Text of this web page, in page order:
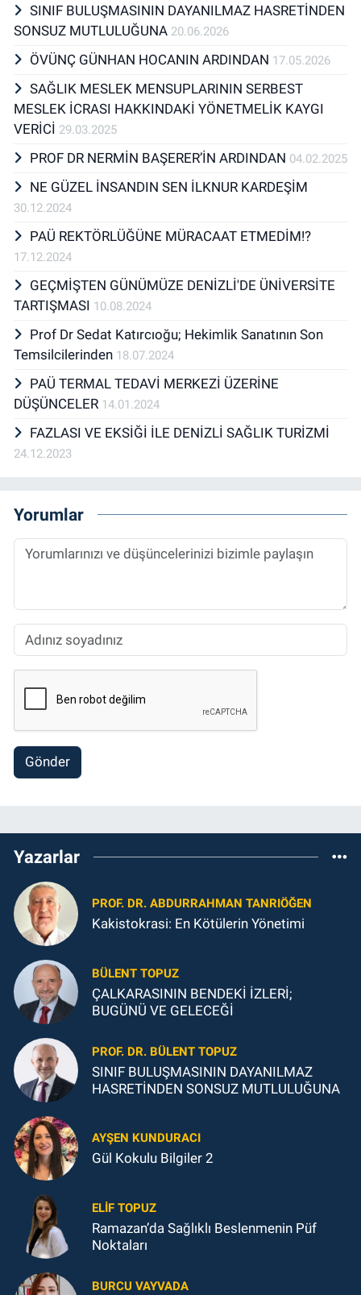
SINIF BULUŞMASININ DAYANILMAZ HASRETİNDEN
SONSUZ MUTLULUĞUNA 20.06.2026
ÖVÜNÇ GÜNHAN HOCANIN ARDINDAN 17.05.2026
SAĞLIK MESLEK MENSUPLARININ SERBEST
MESLEK İCRASI HAKKINDAKİ YÖNETMELİK KAYGI
VERİCİ 29.03.2025
PROF DR NERMİN BAŞERER’İN ARDINDAN 04.02.2025
NE GÜZEL İNSANDIN SEN İLKNUR KARDEŞİM
30.12.2024
PAÜ REKTÖRLÜĞÜNE MÜRACAAT ETMEDİM!?
17.12.2024
GEÇMİŞTEN GÜNÜMÜZE DENİZLİ'DE ÜNİVERSİTE
TARTIŞMASI 10.08.2024
Prof Dr Sedat Katırcıoğu; Hekimlik Sanatının Son
Temsilcilerinden 18.07.2024
PAÜ TERMAL TEDAVİ MERKEZİ ÜZERİNE
DÜŞÜNCELER 14.01.2024
FAZLASI VE EKSİĞİ İLE DENİZLİ SAĞLIK TURİZMİ
24.12.2023
Yorumlar
Gönder
Yazarlar
PROF. DR. ABDURRAHMAN TANRIÖĞEN
Kakistokrasi: En Kötülerin Yönetimi
BÜLENT TOPUZ
ÇALKARASININ BENDEKİ İZLERİ;
BUGÜNÜ VE GELECEĞİ
PROF. DR. BÜLENT TOPUZ
SINIF BULUŞMASININ DAYANILMAZ
HASRETİNDEN SONSUZ MUTLULUĞUNA
AYŞEN KUNDURACI
Gül Kokulu Bilgiler 2
ELIF TOPUZ
Ramazan’da Sağlıklı Beslenmenin Püf
Noktaları
BURCU VAYVADA